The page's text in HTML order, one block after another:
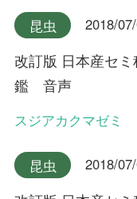
クロイワニイニイ沖縄本島
昆虫 2018/07/06
改訂版 日本産セミ科図
昆虫 2018/07/06